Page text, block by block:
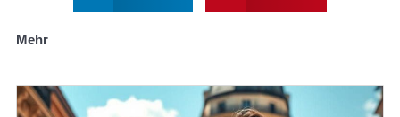
Mehr